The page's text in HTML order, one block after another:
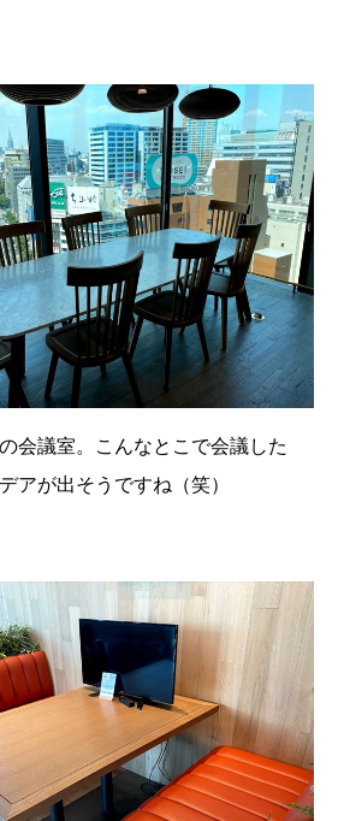
会議室。こんなとこで会議した
アが出そうですね（笑）